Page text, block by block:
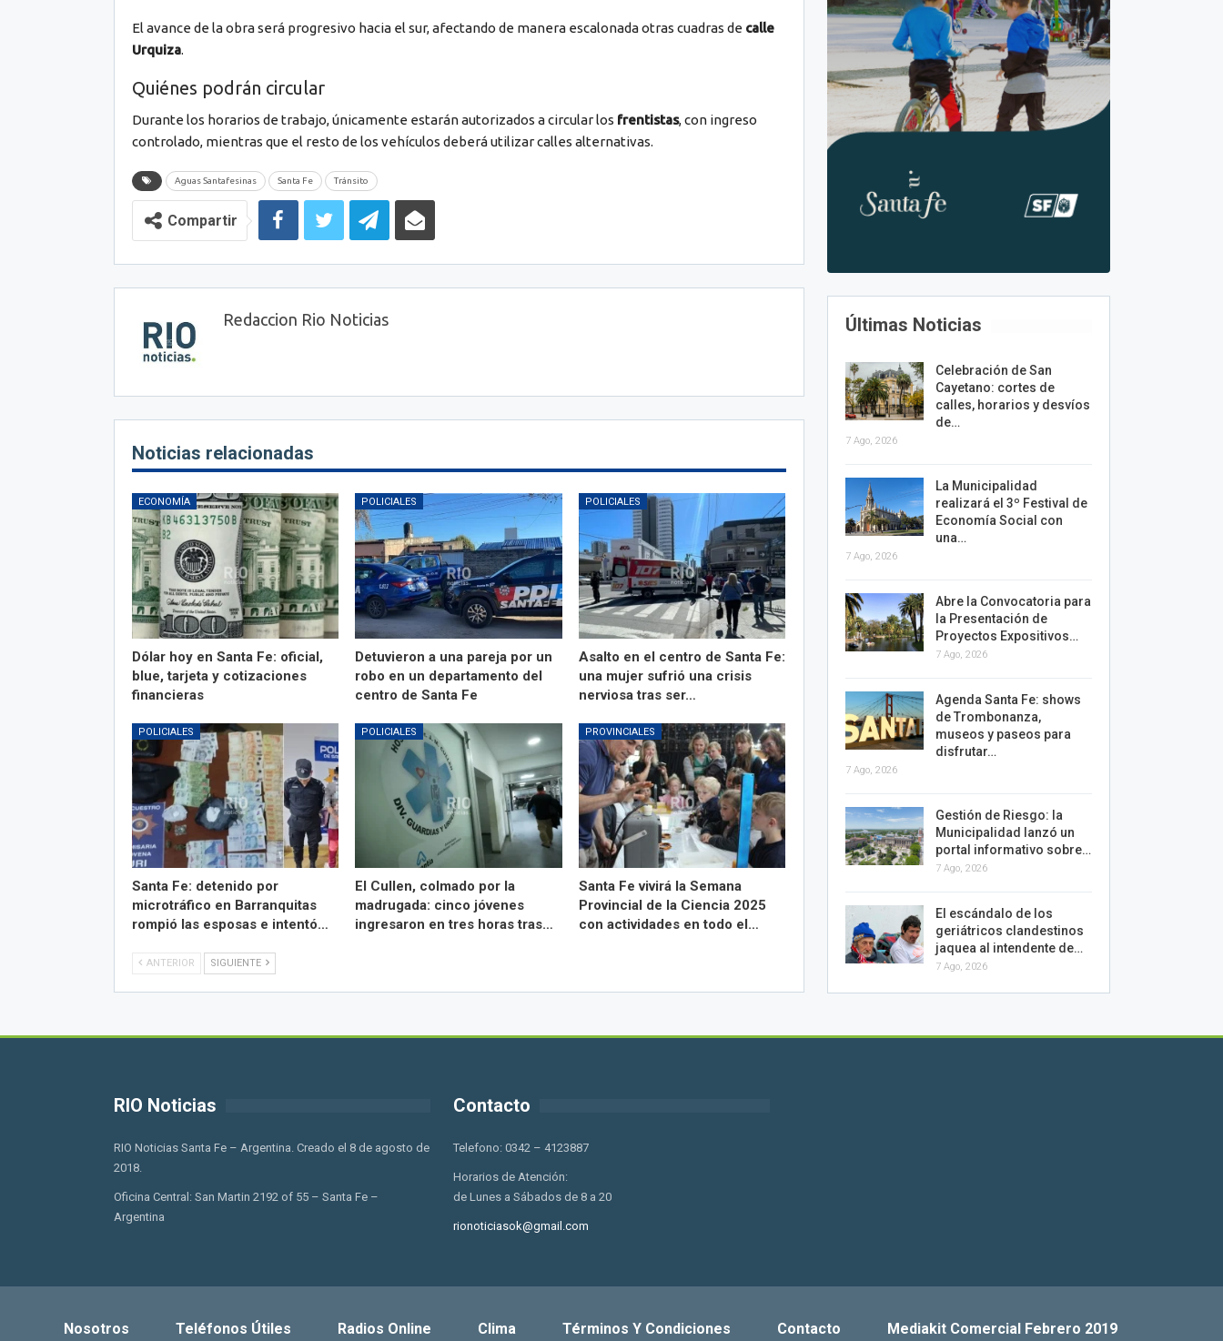
El avance de la obra será progresivo hacia el sur, afectando de manera escalonada otras cuadras de calle
Urquiza.
Quiénes podrán circular
Durante los horarios de trabajo, únicamente estarán autorizados a circular los frentistas, con ingreso
controlado, mientras que el resto de los vehículos deberá utilizar calles alternativas.
Aguas Santafesinas Santa Fe Tránsito
Compartir
Redaccion Rio Noticias
Noticias relacionadas
ECONOMÍA
Dólar hoy en Santa Fe: oficial,
blue, tarjeta y cotizaciones
financieras
POLICIALES
Detuvieron a una pareja por un
robo en un departamento del
centro de Santa Fe
POLICIALES
Asalto en el centro de Santa Fe:
una mujer sufrió una crisis
nerviosa tras ser…
POLICIALES
Santa Fe: detenido por
microtráfico en Barranquitas
rompió las esposas e intentó…
POLICIALES
El Cullen, colmado por la
madrugada: cinco jóvenes
ingresaron en tres horas tras…
PROVINCIALES
Santa Fe vivirá la Semana
Provincial de la Ciencia 2025
con actividades en todo el…
ANTERIOR SIGUIENTE
Últimas Noticias
Celebración de San
Cayetano: cortes de
calles, horarios y desvíos
de…
7 Ago, 2026
La Municipalidad
realizará el 3º Festival de
Economía Social con
una…
7 Ago, 2026
Abre la Convocatoria para
la Presentación de
Proyectos Expositivos…
7 Ago, 2026
Agenda Santa Fe: shows
de Trombonanza,
museos y paseos para
disfrutar…
7 Ago, 2026
Gestión de Riesgo: la
Municipalidad lanzó un
portal informativo sobre…
7 Ago, 2026
El escándalo de los
geriátricos clandestinos
jaquea al intendente de…
7 Ago, 2026
RIO Noticias
RIO Noticias Santa Fe – Argentina. Creado el 8 de agosto de
2018.
Oficina Central: San Martin 2192 of 55 – Santa Fe –
Argentina
Contacto
Telefono: 0342 – 4123887
Horarios de Atención:
de Lunes a Sábados de 8 a 20
rionoticiasok@gmail.com
Nosotros Teléfonos Útiles Radios Online Clima Términos Y Condiciones Contacto Mediakit Comercial Febrero 2019